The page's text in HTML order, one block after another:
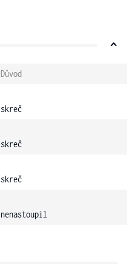
Důvod
skreč
skreč
skreč
nenastoupil